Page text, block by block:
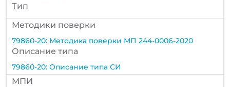
Тип
Методики поверки
79860-20: Методика поверки МП 244-0006-2020
Описание типа
79860-20: Описание типа СИ
МПИ